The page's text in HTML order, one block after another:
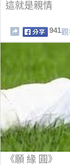
這就是親情
941觀
《願 緣 圓》